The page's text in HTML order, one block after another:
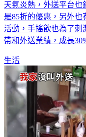
天氣炎熱，外送平台
是85折的優惠，另外
活動，手搖飲也為了刺
帶和外送業績，成長
生活